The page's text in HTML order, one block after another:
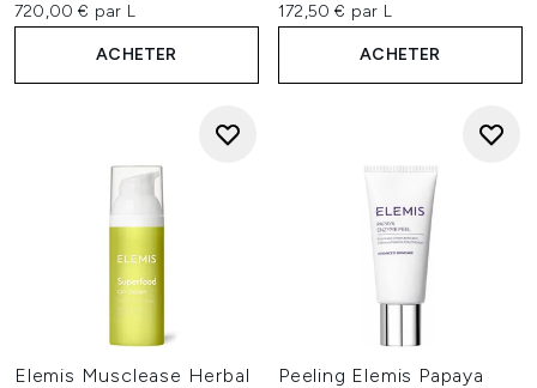
720,00 € par L
ACHETER
172,50 € par L
ACHETER
Elemis Musclease Herbal
Peeling Elemis Papaya